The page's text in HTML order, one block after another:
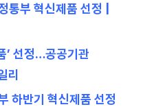
부 혁신제품 선정 |
’ 선정…공공기관
리
하반기 혁신제품 선정